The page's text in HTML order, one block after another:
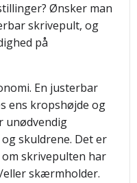
Ønsker man
skrivepult, og
på
En justerbar
ens kropshøjde og
unødvendig
skuldrene. Det er
skrivepulten har
skærmholder.